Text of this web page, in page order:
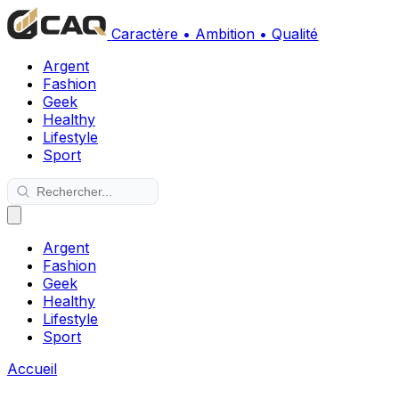
Caractère • Ambition • Qualité
Argent
Fashion
Geek
Healthy
Lifestyle
Sport
Argent
Fashion
Geek
Healthy
Lifestyle
Sport
Accueil